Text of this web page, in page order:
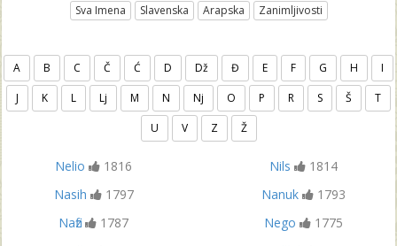
Sva Imena Slavenska Arapska Zanimljivosti
A B C Č Ć D Dž Đ E F G H
I
J
K L Lj M N Nj O P R S Š
T
U
V Z Ž
Nelio 1816 Nils
1814
Nasih
1797 Nanuk
1793
Nafiz
1787 Nego
1775